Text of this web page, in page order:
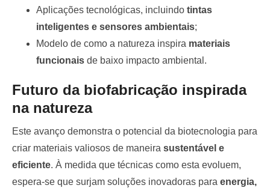
Aplicações tecnológicas, incluindo tintas
inteligentes e sensores ambientais;
Modelo de como a natureza inspira materiais
funcionais de baixo impacto ambiental.
Futuro da biofabricação inspirada
na natureza
Este avanço demonstra o potencial da biotecnologia para
criar materiais valiosos de maneira sustentável e
eficiente. À medida que técnicas como esta evoluem,
espera-se que surjam soluções inovadoras para energia,